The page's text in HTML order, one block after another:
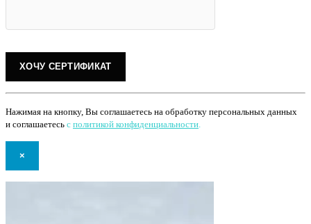
Нажимая на кнопку, Вы соглашаетесь на обработку персональных данных
и соглашаетесь с политикой конфиденциальности.
×